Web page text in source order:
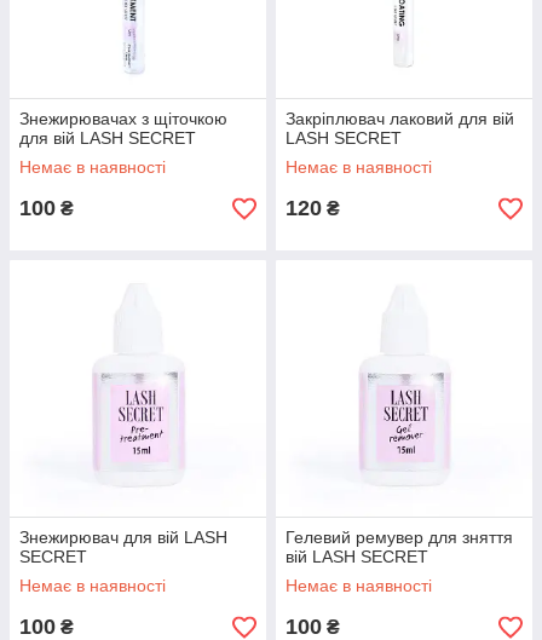
Знежирювачах з щіточкою
для вій LASH SECRET
Немає в наявності
100 ₴
Закріплювач лаковий для вій
LASH SECRET
Немає в наявності
120 ₴
Знежирювач для вій LASH
SECRET
Немає в наявності
100 ₴
Гелевий ремувер для зняття
вій LASH SECRET
Немає в наявності
100 ₴